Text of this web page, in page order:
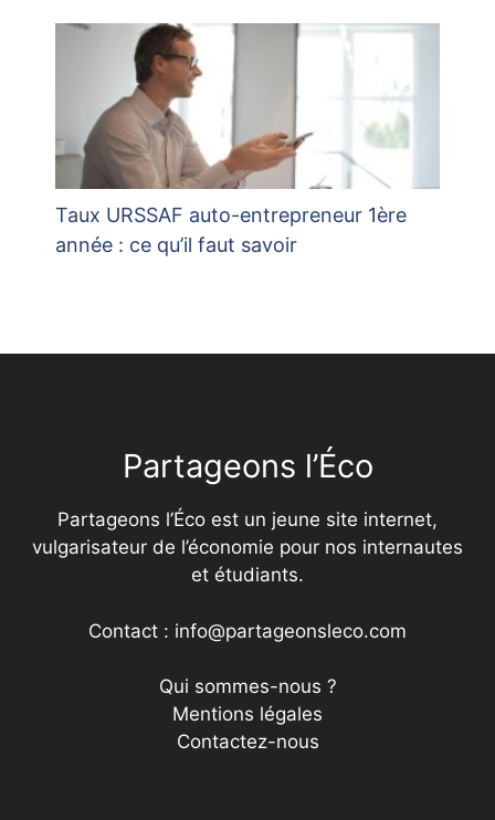
Taux URSSAF auto-entrepreneur 1ère
année : ce qu’il faut savoir
Partageons l’Éco
Partageons l’Éco est un jeune site internet,
vulgarisateur de l’économie pour nos internautes
et étudiants.
Contact : info@partageonsleco.com
Qui sommes-nous ?
Mentions légales
Contactez-nous